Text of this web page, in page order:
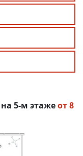
5-м этажеот 8